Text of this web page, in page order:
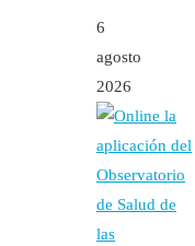
6
agosto
2026